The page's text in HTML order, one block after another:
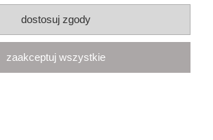
dostosuj zgody
zaakceptuj wszystkie